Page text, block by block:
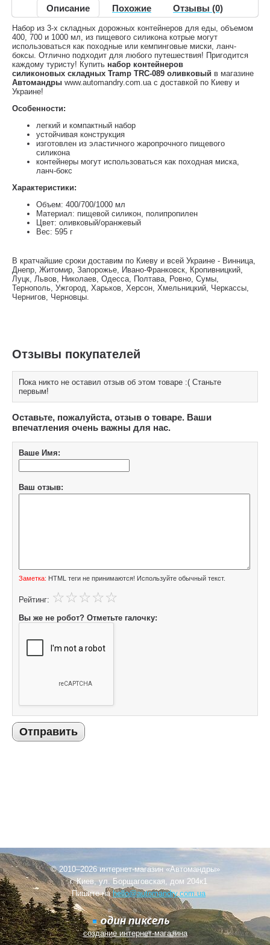
Описание Похожие Отзывы (0)
Набор из 3-х складных дорожных контейнеров для еды, объемом
400, 700 и 1000 мл, из пищевого силикона котрые могут
использоваться как походные или кемпинговые миски, ланч-
боксы. Отлично подходит для любого путешествия! Пригодится
каждому туристу! Купить набор контейнеров
силиконовых складных Tramp TRC-089 оливковый в магазине
Автомандры www.automandry.com.ua с доставкой по Киеву и
Украине!
Особенности:
легкий и компактный набор
устойчивая конструкция
изготовлен из эластичного жаропрочного пищевого
силикона
контейнеры могут использоваться как походная миска,
ланч-бокс
Характеристики:
Объем: 400/700/1000 мл
Материал: пищевой силикон, полипропилен
Цвет: оливковый/оранжевый
Вес: 595 г
В кратчайшие сроки доставим по Киеву и всей Украине - Винница,
Днепр, Житомир, Запорожье, Ивано-Франковск, Кропивницкий,
Луцк, Львов, Николаев, Одесса, Полтава, Ровно, Сумы,
Тернополь, Ужгород, Харьков, Херсон, Хмельницкий, Черкассы,
Чернигов, Черновцы.
Отзывы покупателей
Пока никто не оставил отзыв об этом товаре :( Станьте
первым!
Оставьте, пожалуйста, отзыв о товаре. Ваши
впечатления очень важны для нас.
Ваше Имя:
Ваш отзыв:
Заметка: HTML теги не принимаются! Используйте обычный текст.
Рейтинг:
Вы же не робот? Отметьте галочку:
Отправить
© 2010–2026 интернет-магазин «Автомандры»
г. Киев, ул. Борщаговская, дом 204к1
Пишите наhello@automandry.com.ua
создание интернет-магазина